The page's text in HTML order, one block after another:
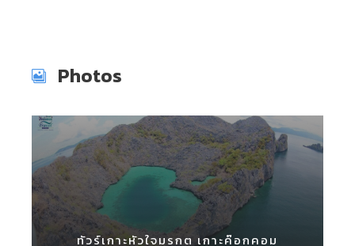
Photos
ทัวร์เกาะหัวใจมรกต เกาะค๊อกคอม